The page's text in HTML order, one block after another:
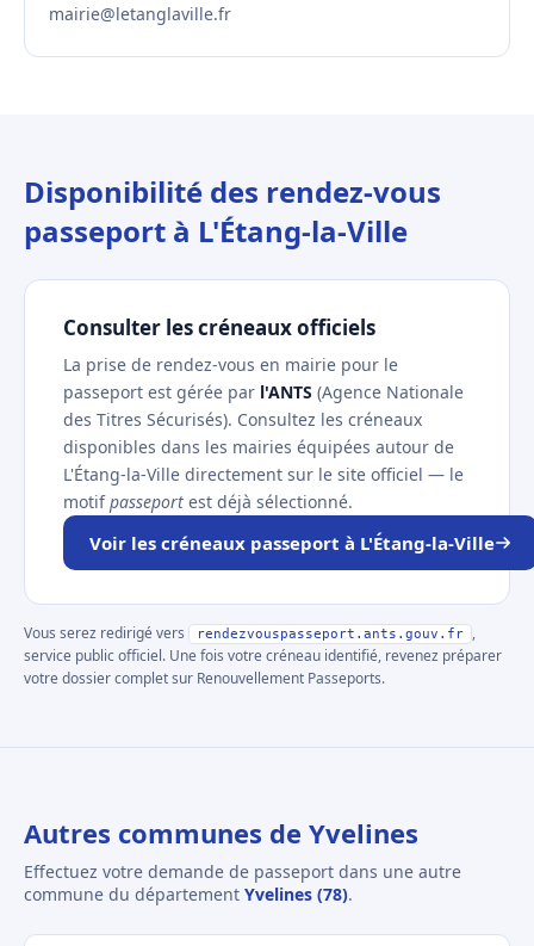
mairie@letanglaville.fr
Disponibilité des rendez-vous
passeport à L'Étang-la-Ville
Consulter les créneaux officiels
La prise de rendez-vous en mairie pour le
passeport est gérée par l'ANTS (Agence Nationale
des Titres Sécurisés). Consultez les créneaux
disponibles dans les mairies équipées autour de
L'Étang-la-Ville directement sur le site officiel — le
motifpasseport est déjà sélectionné.
Voir les créneaux passeport à L'Étang-la-Ville
Vous serez redirigé vers rendezvouspasseport.ants.gouv.fr
,
service public officiel. Une fois votre créneau identifié, revenez préparer
votre dossier complet sur Renouvellement Passeports.
Autres communes de Yvelines
Effectuez votre demande de passeport dans une autre
commune du département Yvelines (78).